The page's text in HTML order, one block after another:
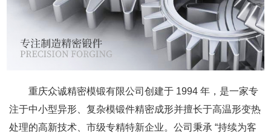
重庆众诚精密模锻有限公司创建于 1994 年，是一家专
注于中小型异形、复杂模锻件精密成形并擅长于高温形变热
处理的高新技术、市级专精特新企业。公司秉承 “持续为客